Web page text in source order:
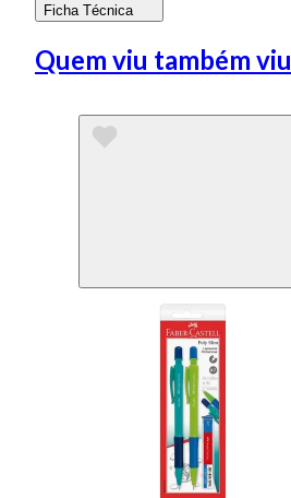
Ficha Técnica
Quem viu também viu